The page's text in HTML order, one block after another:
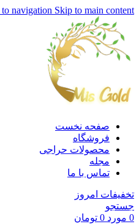
navigation Skip to main content
صفحه نخست
فروشگاه
محصولات حراجی
مجله
تماس با ما
تخفیفات امروز
جستجو
0 مورد 0 تومان